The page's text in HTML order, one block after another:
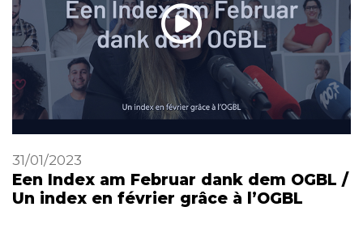
31/01/2023
Een Index am Februar dank dem OGBL /
Un index en février grâce à l’OGBL